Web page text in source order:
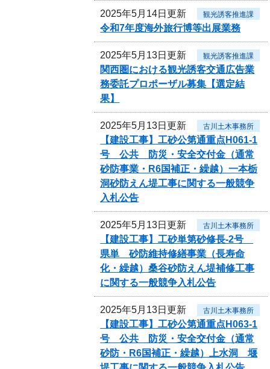
2025年5月14日更新 観光誘客推進課
令和7年度海外旅行博等出展業務
2025年5月13日更新 観光誘客推進課
関西圏における観光誘客交通広告業
務委託プロポーザル募集【選定結
果】
2025年5月13日更新 古川土木事務所
【建設工事】工砂公第通重点H061-1
号 公共 防災・安全交付金（通常
砂防事業・R6国補正・繰越）一本栃
洞砂防えん堤工事に関する一般競争
入札公告
2025年5月13日更新 古川土木事務所
【建設工事】工砂単第砂修長‐2号
県単 砂防維持修繕事業（長寿命
化・繰越）桑谷砂防えん堤補修工事
に関する一般競争入札公告
2025年5月13日更新 古川土木事務所
【建設工事】工砂公第通重点H063-1
号 公共 防災・安全交付金（通常
砂防・R6国補正・繰越）上水洞 堰